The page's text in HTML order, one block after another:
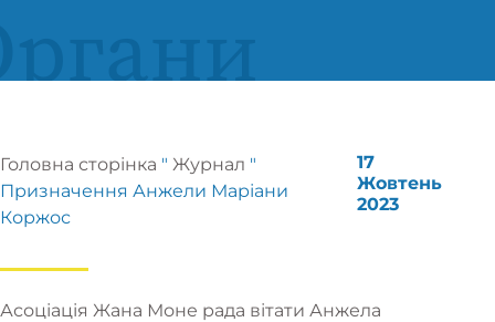
Головна сторінка " Журнал "
Призначення Анжели Маріани
Коржос
17
Жовтень
2023
Асоціація Жана Моне рада вітати Анжела